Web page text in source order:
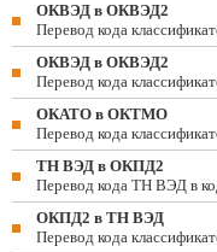
ОКВЭД в ОКВЭД2
Перевод кода
ОКВЭД в ОКВЭД2
Перевод кода
ОКАТО в ОКТМО
Перевод кода
ТН ВЭД в ОКПД2
Перевод кода ТН ВЭД в
ОКПД2 в ТН ВЭД
Перевод кода